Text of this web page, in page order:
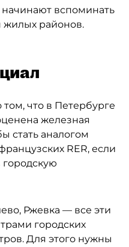
вспоминать
районов.
что в Петербурге
железная
стать аналогом
RER, если
Ржевка — все эти
городских
Для этого нужны